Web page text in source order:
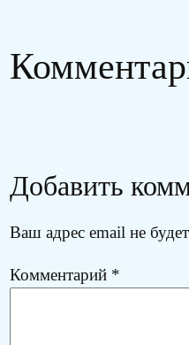
Добавить
Ваш адрес email не
Комментарий *